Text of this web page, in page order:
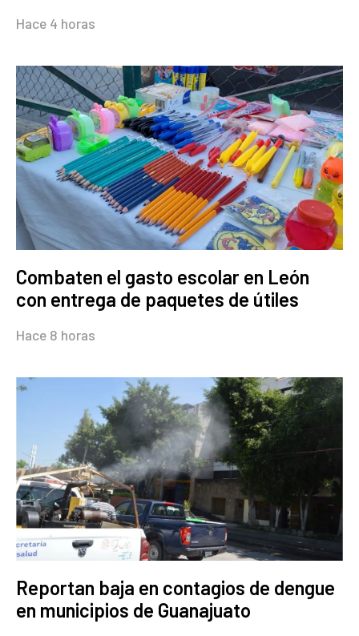
Hace 4 horas
Combaten el gasto escolar en León
con entrega de paquetes de útiles
Hace 8 horas
Reportan baja en contagios de dengue
en municipios de Guanajuato